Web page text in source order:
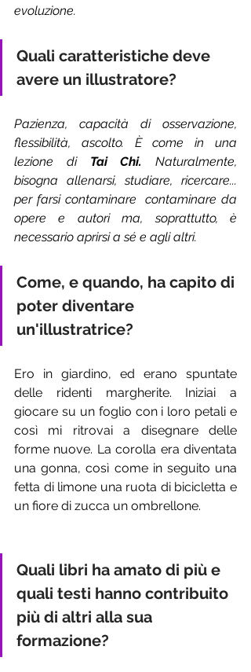
evoluzione.
Quali caratteristiche deve
avere un illustratore?
Pazienza, capacità di osservazione,
flessibilità, ascolto. È come in una
lezione di Tai Chi. Naturalmente,
bisogna allenarsi, studiare, ricercare...
per farsi contaminare  contaminare da
opere e autori ma, soprattutto, è
necessario aprirsi a sé e agli altri.
Come, e quando, ha capito di
poter diventare
un'illustratrice?
Ero in giardino, ed erano spuntate
delle ridenti margherite. Iniziai a
giocare su un foglio con i loro petali e
così mi ritrovai a disegnare delle
forme nuove. La corolla era diventata
una gonna, così come in seguito una
fetta di limone una ruota di bicicletta e
un fiore di zucca un ombrellone.
Quali libri ha amato di più e
quali testi hanno contribuito
più di altri alla sua
formazione?